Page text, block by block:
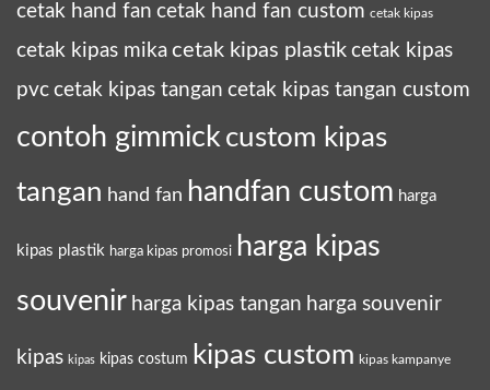
cetak hand fan cetak hand fan custom cetak kipas
cetak kipas mika cetak kipas plastik cetak kipas
pvc cetak kipas tangan cetak kipas tangan custom
contoh gimmick custom kipas
tangan hand fan handfan custom harga
kipas plastik harga kipas promosi
harga kipas
souvenir harga kipas tangan harga souvenir
kipas kipas kipas costum kipas custom kipas kampanye